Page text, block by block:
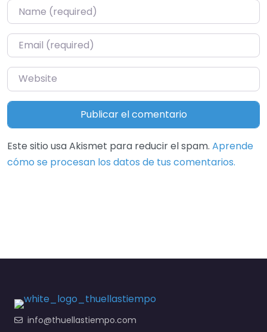
Name*
Email*
Website
Este sitio usa Akismet para reducir el spam. Aprende
cómo se procesan los datos de tus comentarios.
info@thuellastiempo.com